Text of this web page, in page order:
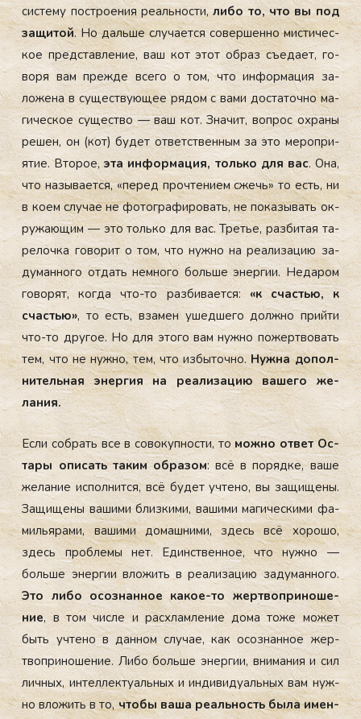
сис­те­му пос­тро­ения ре­аль­нос­ти,ли­бо то, что вы под
за­щитой. Но даль­ше слу­ча­ет­ся со­вер­шенно мис­ти­чес­
кое пред­став­ле­ние, ваш кот этот об­раз съ­еда­ет, го­
воря вам преж­де все­го о том, что ин­форма­ция за­
ложе­на в су­щес­тву­ющее ря­дом с ва­ми дос­та­точ­но ма­
гичес­кое су­щес­тво — ваш кот. Зна­чит, воп­рос ох­ра­ны
ре­шен, он (кот) бу­дет от­ветс­твен­ным за это ме­роп­ри­
ятие. Вто­рое,эта ин­форма­ция, толь­ко для вас. Она,
что на­зыва­ет­ся,«пе­ред проч­те­ни­ем сжечь»то есть, ни
в ко­ем слу­чае не фо­тог­ра­фиро­вать, не по­казы­вать ок­
ру­жа­ющим —это толь­ко для вас.Третье, раз­би­тая та­
релоч­ка го­ворит о том, что нуж­но на ре­али­зацию за­
думан­но­го от­дать нем­но­го боль­ше энер­гии. Не­даром
го­ворят, ког­да что-то раз­би­ва­ет­ся:«к счастью, к
счастью», то есть, вза­мен ушед­ше­го дол­жно прий­ти
что-то дру­гое. Но для это­го вам нуж­но по­жер­тво­вать
тем, что не нуж­но, тем, что из­бы­точ­но.Нуж­на до­пол­
ни­тель­ная энер­гия на ре­али­зацию ва­шего же­
лания.
Ес­ли соб­рать все в со­вокуп­ности, томож­но от­вет Ос­
та­ры опи­сать та­ким об­ра­зом: всё в по­ряд­ке, ва­ше
же­лание ис­полнит­ся, всё бу­дет уч­те­но, вы за­щище­ны.
За­щище­ны ва­шими близ­ки­ми, ва­шими ма­гичес­ки­ми фа­
миль­яра­ми, ва­шими до­маш­ни­ми, здесь всё хо­рошо,
здесь проб­ле­мы нет. Единс­твен­ное, что нуж­но —
боль­ше энер­гии вло­жить в ре­али­зацию за­думан­но­го.
Это ли­бо осоз­нанное ка­кое-то жер­твоп­ри­ноше­
ние, в том чис­ле и рас­хлам­ле­ние до­ма то­же мо­жет
быть уч­те­но в дан­ном слу­чае, как осоз­нанное жер­
твоп­ри­ноше­ние. Ли­бо боль­ше энер­гии, вни­мания и сил
лич­ных, ин­теллек­ту­аль­ных и ин­ди­виду­аль­ных вам нуж­
но вло­жить в то,что­бы ва­ша ре­аль­ность бы­ла имен­